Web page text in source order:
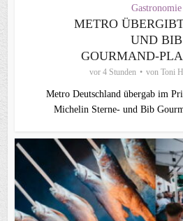
Gastronomie
METRO
UND BIB
vor 4 Stunden von Toni
Metro Deutschland übergab im
Michelin Sterne- und Bib